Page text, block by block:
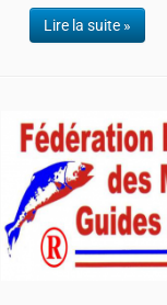
Lire la suite »